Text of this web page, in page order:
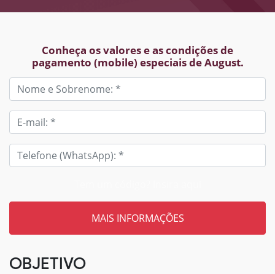
Conheça os valores e as condições de
pagamento (mobile) especiais de August.
OBJETIVO